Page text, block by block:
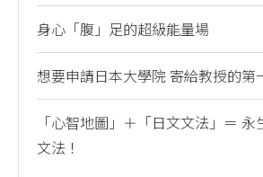
身心「腹」足的超級能量場
想要申請日本大學院 寄給教授的第
「心智地圖」＋「日文文法」＝
文法！